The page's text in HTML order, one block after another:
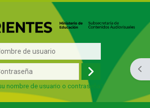
Acceder
nombre de usuario o contraseña?